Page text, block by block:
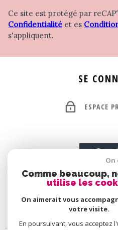
Ce site est protégé par
Confidentialité et es
s'appliquent.
SE
ESPACE
On
Comme beaucoup,
utilise les
On aimerait vous
votre visite.
En poursuivant, vous acceptez